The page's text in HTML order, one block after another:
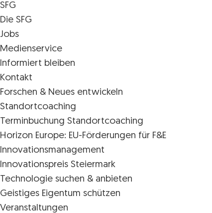
SFG
Die SFG
Jobs
Medienservice
Informiert bleiben
Kontakt
Forschen & Neues entwickeln
Standortcoaching
Terminbuchung Standortcoaching
Horizon Europe: EU-Förderungen für F&E
Innovations­management
Innovationspreis Steiermark
Technologie suchen & anbieten
Geistiges Eigentum schützen
Veranstaltungen